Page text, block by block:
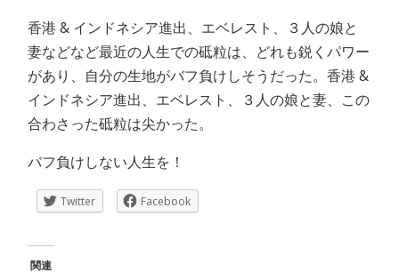
香港 & インドネシア進出、エベレスト、３人の娘と
妻などなど最近の人生での砥粒は、どれも鋭くパワー
があり、自分の生地がバフ負けしそうだった。香港 &
インドネシア進出、エベレスト、３人の娘と妻、この
合わさった砥粒は尖かった。
バフ負けしない人生を！
Twitter Facebook
関連